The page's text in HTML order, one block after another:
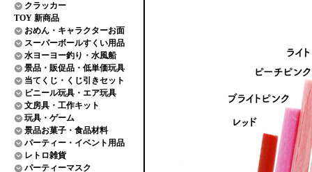
クラッカー
TOY 新商品
おめん・キャラクターお面
スーパーボールすくい用品
水ヨーヨー釣り・水風船
景品・販促品・低単価玩具
当てくじ・くじ引きセット
ビニール玩具・エア玩具
文房具・工作キット
玩具・ゲーム
景品お菓子・食品材料
パーティー・イベント用品
レトロ雑貨
パーティーマスク